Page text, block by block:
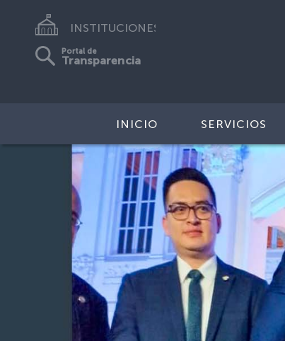
INSTITUCIONES
Portal de
Transparencia
INICIO SERVICIOS